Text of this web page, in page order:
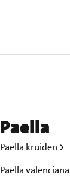
Paella
Paella kruiden
Paella valenciana